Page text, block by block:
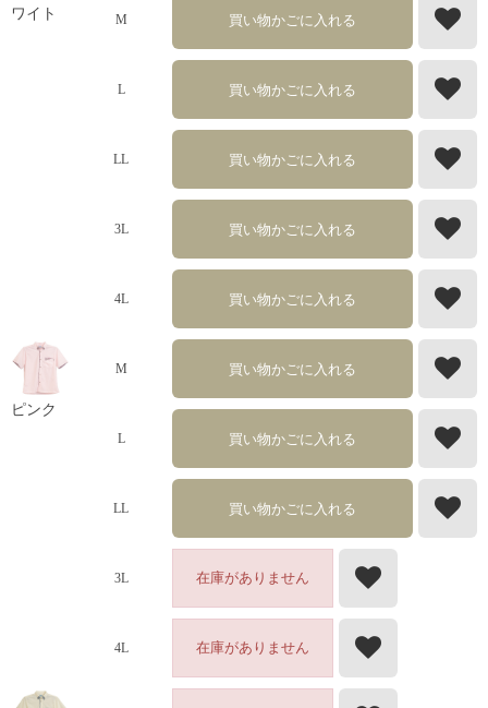
ワイト
M 買い物かごに入れる
L 買い物かごに入れる
LL 買い物かごに入れる
3L 買い物かごに入れる
4L 買い物かごに入れる
ピンク
M 買い物かごに入れる
L 買い物かごに入れる
LL 買い物かごに入れる
3L 在庫がありません
4L 在庫がありません